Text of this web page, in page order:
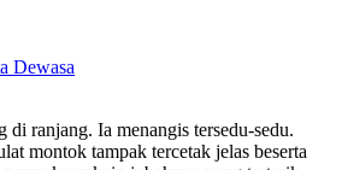
Dewasa
di ranjang. Ia menangis tersedu-sedu.
montok tampak tercetak jelas beserta